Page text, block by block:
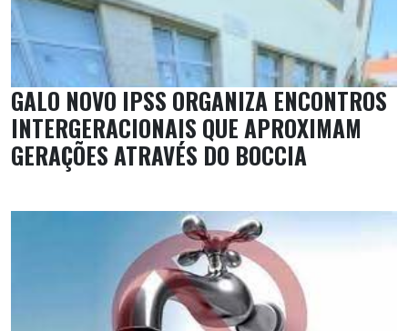
GALO NOVO IPSS ORGANIZA ENCONTROS
INTERGERACIONAIS QUE APROXIMAM
GERAÇÕES ATRAVÉS DO BOCCIA